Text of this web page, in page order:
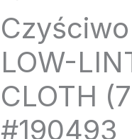
LOW-
CLOTH
#190493